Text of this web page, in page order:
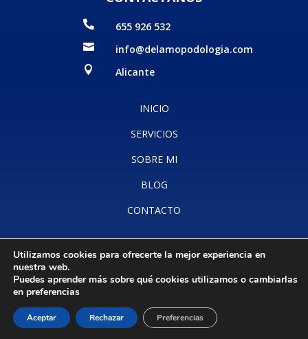
 655 926 532
 info@delamopodologia.com
 Alicante
INICIO
SERVICIOS
SOBRE MI
BLOG
CONTACTO
Aviso legal·Accesibilidad·Política de cookies·Política de
Utilizamos cookies para ofrecerte la mejor experiencia en
nuestra web.
Puedes aprender más sobre qué cookies utilizamos o cambiarlas
en preferencias
Aceptar Rechazar Preferencias